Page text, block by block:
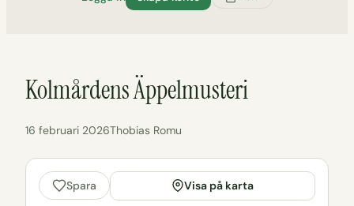
Kolmårdens Äppelmusteri
16 februari 2026Thobias Romu
Spara Visa på karta